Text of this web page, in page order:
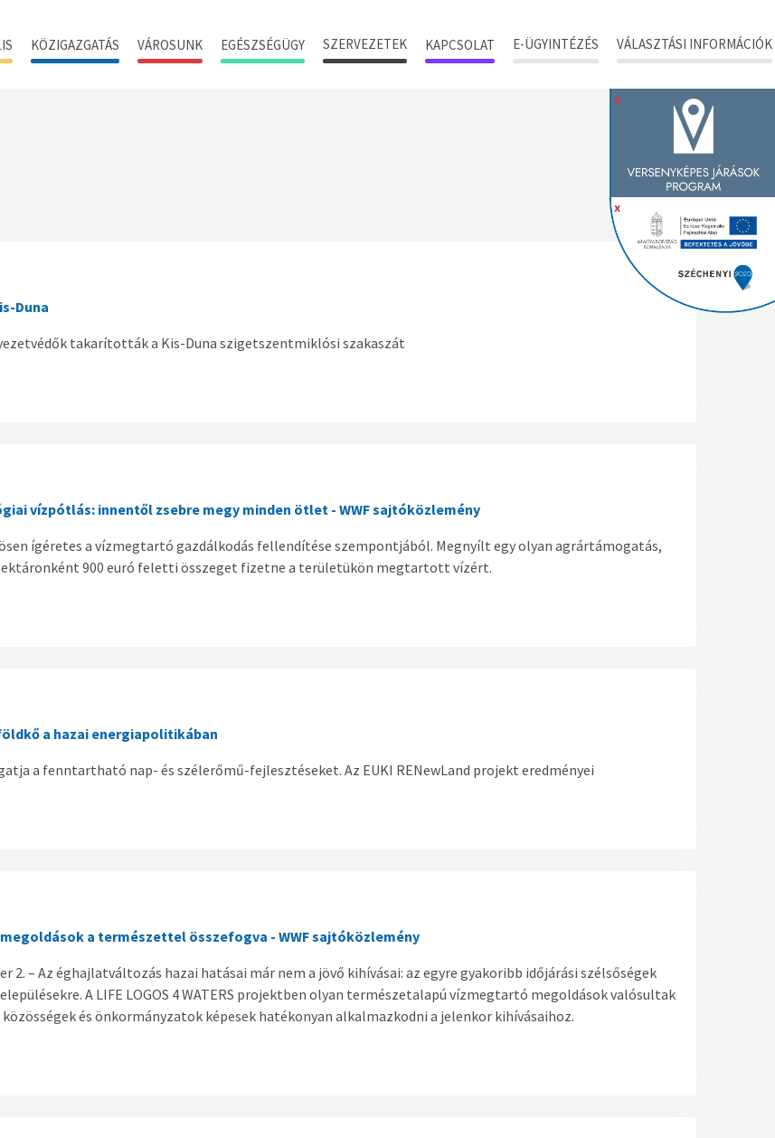
KÖZIGAZGATÁS VÁROSUNK EGÉSZSÉGÜGY SZERVEZETEK KAPCSOLAT E-ÜGYINTÉZÉS VÁLASZTÁSI INFORMÁCIÓK
x
x
Duna
takarították a Kis-Duna szigetszentmiklósi szakaszát
vízpótlás: innentől zsebre megy minden ötlet - WWF sajtóközlemény
ígéretes a vízmegtartó gazdálkodás fellendítése szempontjából. Megnyílt egy olyan agrártámogatás,
900 euró feletti összeget fizetne a területükön megtartott vízért.
a hazai energiapolitikában
a fenntartható nap- és szélerőmű-fejlesztéseket. Az EUKI RENewLand projekt eredményei
a természettel összefogva - WWF sajtóközlemény
2. – Az éghajlatváltozás hazai hatásai már nem a jövő kihívásai: az egyre gyakoribb időjárási szélsőségek
A LIFE LOGOS 4 WATERS projektben olyan természetalapú vízmegtartó megoldások valósultak
és önkormányzatok képesek hatékonyan alkalmazkodni a jelenkor kihívásaihoz.